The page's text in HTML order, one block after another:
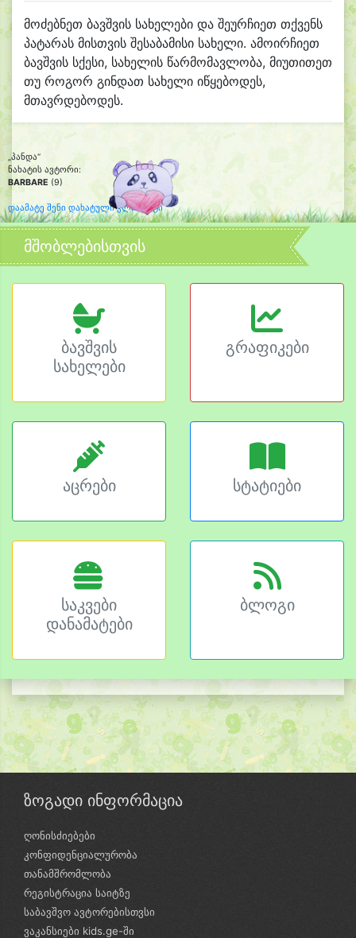
მოძებნეთ ბავშვის სახელები და შეურჩიეთ თქვენს
პატარას მისთვის შესაბამისი სახელი. ამოირჩიეთ
ბავშვის სქესი, სახელის წარმომავლობა, მიუთითეთ
თუ როგორ გინდათ სახელი იწყებოდეს,
მთავრდებოდეს.
„პანდა“
ნახატის ავტორი:
BARBARE (9)
დაამატე შენი დახატული კლიპარტი
მშობლებისთვის
ბავშვის
სახელები
გრაფიკები
აცრები სტატიები
საკვები
დანამატები
ბლოგი
ზოგადი ინფორმაცია
ღონისძიებები
კონფიდენციალურობა
თანამშრომლობა
რეგისტრაცია საიტზე
საბავშვო ავტორებისთვსი
ვაკანსიები kids.ge-ში